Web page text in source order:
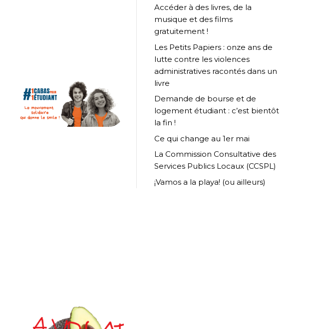
Accéder à des livres, de la
musique et des films
gratuitement !
Les Petits Papiers : onze ans de
lutte contre les violences
administratives racontés dans un
livre
Demande de bourse et de
logement étudiant : c’est bientôt
la fin !
Ce qui change au 1er mai
La Commission Consultative des
Services Publics Locaux (CCSPL)
¡Vamos a la playa! (ou ailleurs)